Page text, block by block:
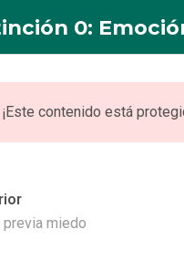
INICIO NOSOTROS
0:
¡Este contenido está
previa miedo